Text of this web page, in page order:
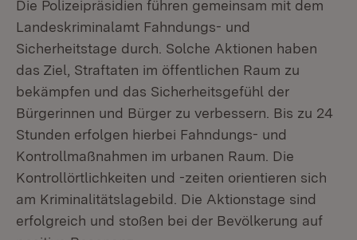
Die Polizeipräsidien führen gemeinsam mit dem
Landeskriminalamt Fahndungs- und
Sicherheitstage durch. Solche Aktionen haben
das Ziel, Straftaten im öffentlichen Raum zu
bekämpfen und das Sicherheitsgefühl der
Bürgerinnen und Bürger zu verbessern. Bis zu 24
Stunden erfolgen hierbei Fahndungs- und
Kontrollmaßnahmen im urbanen Raum. Die
Kontrollörtlichkeiten und -zeiten orientieren sich
am Kriminalitätslagebild. Die Aktionstage sind
erfolgreich und stoßen bei der Bevölkerung auf